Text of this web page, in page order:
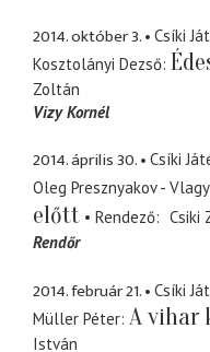
2014. október 3.
Csíki
Kosztolányi Dezső
Zoltán
Vizy Kornél
2014. április 30.
Csíki
Oleg Presznyakov -
előtt
Rendező
Csiki
Rendőr
2014. február 21.
Csíki
Müller Péter A vihar
István